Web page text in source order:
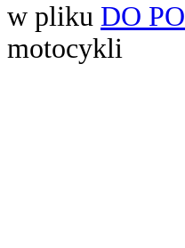
w pliku DO
motocykli